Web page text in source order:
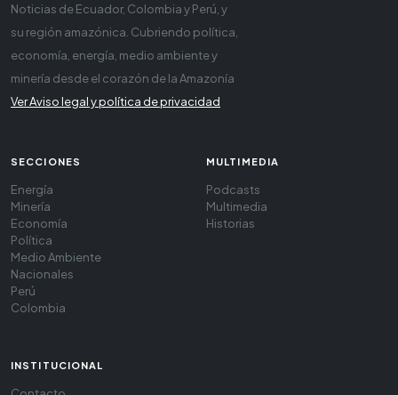
Noticias de Ecuador, Colombia y Perú, y
su región amazónica. Cubriendo política,
economía, energía, medio ambiente y
minería desde el corazón de la Amazonía
Ver Aviso legal y política de privacidad
SECCIONES
Energía
Minería
Economía
Política
Medio Ambiente
Nacionales
Perú
Colombia
MULTIMEDIA
Podcasts
Multimedia
Historias
INSTITUCIONAL